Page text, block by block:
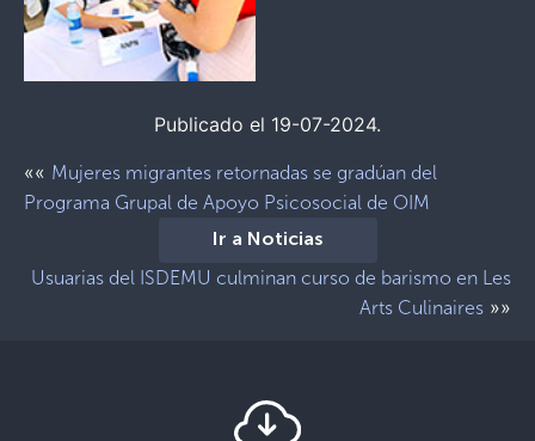
Publicado el 19-07-2024.
«« Mujeres migrantes retornadas se gradúan del
Programa Grupal de Apoyo Psicosocial de OIM
Ir a Noticias
Usuarias del ISDEMU culminan curso de barismo en Les
Arts Culinaires »»